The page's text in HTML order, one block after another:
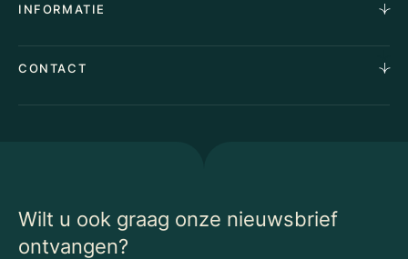
Stille verkoop
Taxaties
Advies
Waarom Klaassen
Vacatures
Algemene voorwaarden
INFORMATIE
Vergunningen
CONTACT
Wilt u ook graag onze nieuwsbrief
ontvangen?